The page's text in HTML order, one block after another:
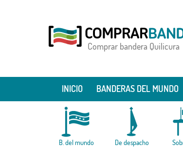
Comprar bandera Quilicura
INICIO BANDERAS DEL MUNDO
B. del mundo De despacho